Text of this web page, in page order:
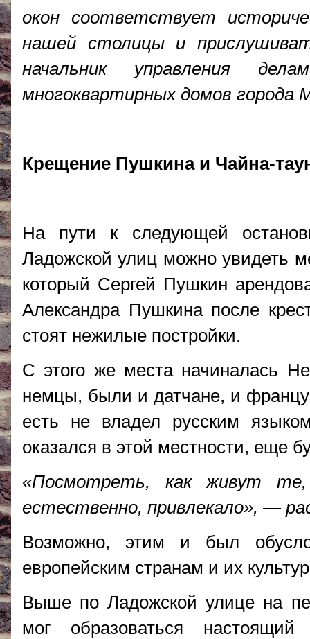
окон соответствует
нашей столицы и
начальник управления
многоквартирных домов города
Крещение Пушкина и Чайна-
На пути к следующей
Ладожской улиц можно увидеть
который Сергей Пушкин
Александра Пушкина после
стоят нежилые постройки.
С этого же места начиналась
немцы, были и датчане, и
есть не владел русским
оказался в этой местности, еще
«Посмотреть, как живут
естественно, привлекало», —
Возможно, этим и был
европейским странам и их
Выше по Ладожской улице на
мог образоваться